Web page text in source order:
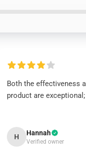
Both the effectiveness
product are
H Hannah
Verified owner